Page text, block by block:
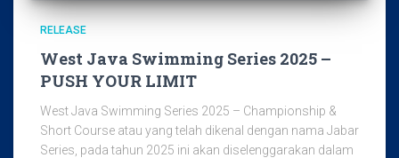
RELEASE
West Java Swimming Series 2025 –
PUSH YOUR LIMIT
West Java Swimming Series 2025 – Championship &
Short Course atau yang telah dikenal dengan nama Jabar
Series, pada tahun 2025 ini akan diselenggarakan dalam